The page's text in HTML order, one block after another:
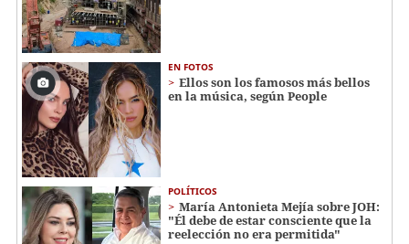
EN FOTOS
Ellos son los famosos más bellos
en la música, según People
POLÍTICOS
María Antonieta Mejía sobre JOH:
"Él debe de estar consciente que la
reelección no era permitida"